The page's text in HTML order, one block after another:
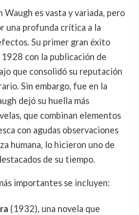
Waugh es vasta y variada, pero
una profunda crítica a la
Su primer gran éxito
con la publicación de
que consolidó su reputación
Sin embargo, fue en la
dejó su huella más
que combinan elementos
con agudas observaciones
humana, lo hicieron uno de
de su tiempo.
importantes se incluyen:
(1932), una novela que